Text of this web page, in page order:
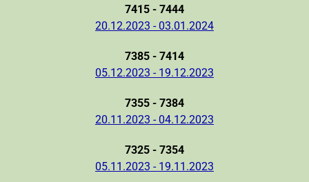
7415 - 7444
20.12.2023 - 03.01.2024
7385 - 7414
05.12.2023 - 19.12.2023
7355 - 7384
20.11.2023 - 04.12.2023
7325 - 7354
05.11.2023 - 19.11.2023